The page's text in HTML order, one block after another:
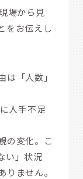
場から見
をお伝えし
「人数」
人手不足
の変化。こ
い」状況
ません。